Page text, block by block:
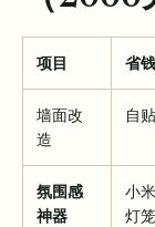
项目 省
墙面改
造
自
氛围感
神器
小
灯笼